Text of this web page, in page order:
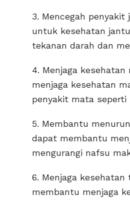
3. Mencegah
untuk kesehatan
tekanan darah dan
4. Menjaga
menjaga kesehatan
penyakit mata seperti
5. Membantu
dapat membantu
mengurangi nafsu
6. Menjaga
membantu menjaga